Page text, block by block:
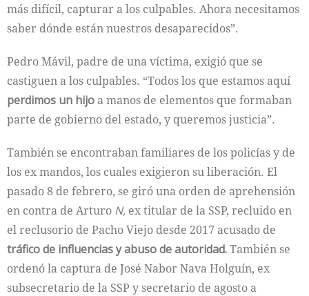
más difícil, capturar a los culpables. Ahora necesitamos
saber dónde están nuestros desaparecidos”.
Pedro Mávil, padre de una víctima, exigió que se
castiguen a los culpables. “Todos los que estamos aquí
perdimos un hijo a manos de elementos que formaban
parte de gobierno del estado, y queremos justicia”.
También se encontraban familiares de los policías y de
los ex mandos, los cuales exigieron su liberación. El
pasado 8 de febrero, se giró una orden de aprehensión
en contra de Arturo N, ex titular de la SSP, recluido en
el reclusorio de Pacho Viejo desde 2017 acusado de
tráfico de influencias y abuso de autoridad.También se
ordenó la captura de José Nabor Nava Holguín, ex
subsecretario de la SSP y secretario de agosto a